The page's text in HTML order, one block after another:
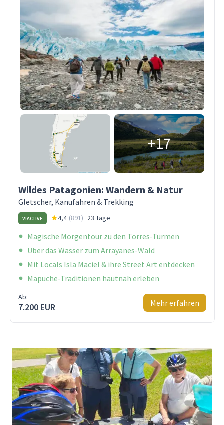
+17
Wildes Patagonien: Wandern & Natur
Gletscher, Kanufahren & Trekking
VIACTIVE 4,4 (891) 23 Tage
Magische Morgentour zu den Torres-Türmen
Über das Wasser zum Arrayanes-Wald
Mit Locals Isla Maciel & ihre Street Art entdecken
Mapuche-Traditionen hautnah erleben
Ab:
7.200 EUR Mehr erfahren